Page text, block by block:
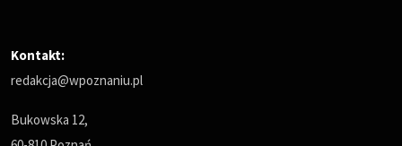
Kontakt:
redakcja@wpoznaniu.pl
Bukowska 12,